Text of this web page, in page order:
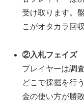
受け取ります。
こがオタカラ回
②入札フェイズ
プレイヤーは調
どこで採掘を行
金の使い方が勝